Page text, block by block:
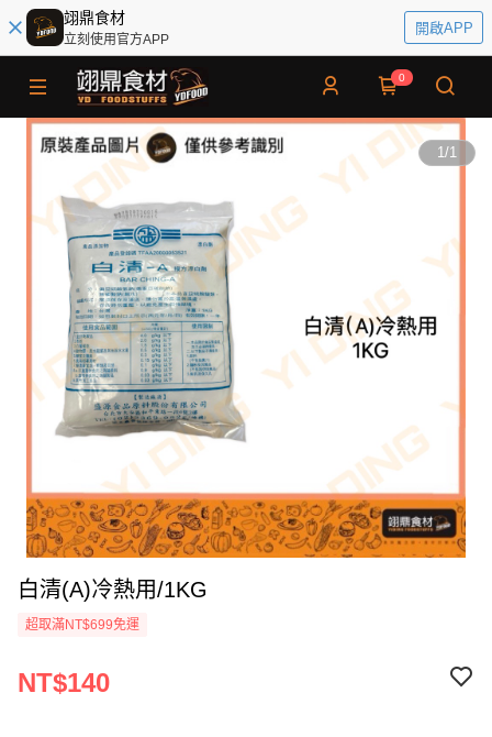
翊鼎食材
立刻使用官方APP
開啟APP
0
1/1
白清(A)冷熱用/1KG
超取滿NT$699免運
NT$140